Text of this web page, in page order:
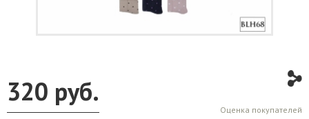
320 руб.
Оценка покупателей